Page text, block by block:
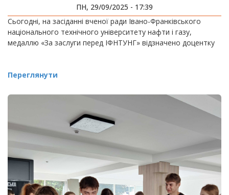
ПН, 29/09/2025 - 17:39
Сьогодні, на засіданні вченої ради Івано-Франківського
національного технічного університету нафти і газу,
медаллю «За заслуги перед ІФНТУНГ» відзначено доцентку
Переглянути